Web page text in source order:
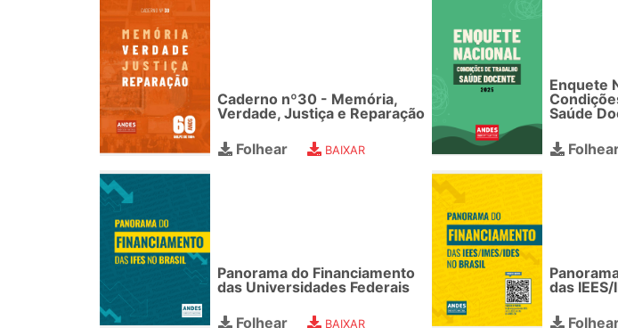
Caderno nº30 - Memória,
Verdade, Justiça e Reparação
Folhear
BAIXAR
Enquete
Saúde
Panorama do Financiamento
das Universidades Federais
Folhear
BAIXAR
das IEES/